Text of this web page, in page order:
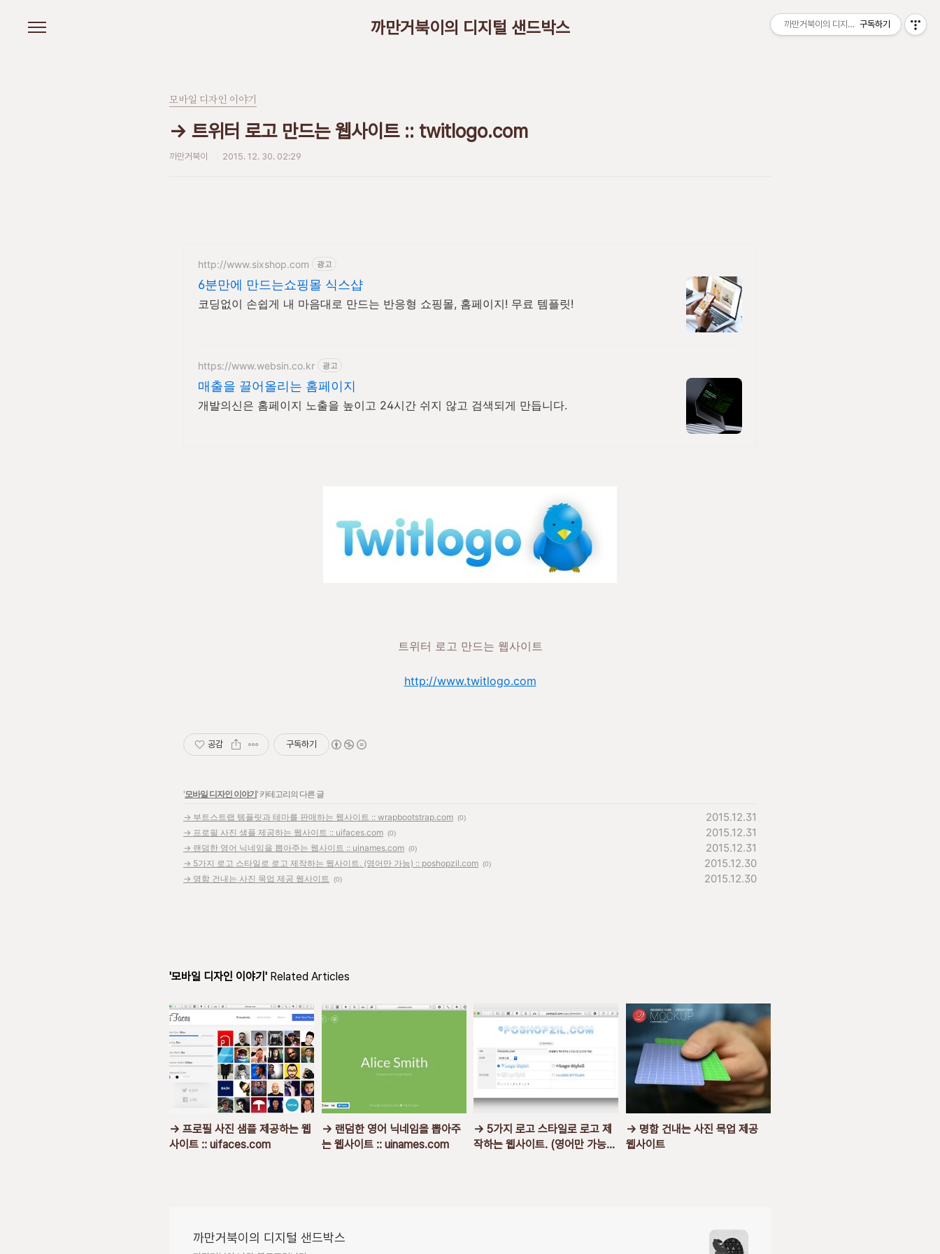
까만거북이의 디지털 샌드박스
모바일 디자인 이야기
→ 트위터 로고 만드는 웹사이트 :: twitlogo.com
까만거북이 2015. 12. 30. 02:29
http://www.sixshop.com 광고
6분만에 만드는쇼핑몰 식스샵
코딩없이 손쉽게 내 마음대로 만드는 반응형 쇼핑몰, 홈페이지! 무료 템플릿!
https://www.websin.co.kr 광고
매출을 끌어올리는 홈페이지
개발의신은 홈페이지 노출을 높이고 24시간 쉬지 않고 검색되게 만듭니다.
트위터 로고 만드는 웹사이트
http://www.twitlogo.com
공감 구독하기
'모바일 디자인 이야기' 카테고리의 다른 글
→ 부트스트랩 템플릿과 테마를 판매하는 웹사이트 :: wrapbootstrap.com (0) 2015.12.31
→ 프로필 사진 샘플 제공하는 웹사이트 :: uifaces.com (0) 2015.12.31
→ 랜덤한 영어 닉네임을 뽑아주는 웹사이트 :: uinames.com (0) 2015.12.31
→ 5가지 로고 스타일로 로고 제작하는 웹사이트. (영어만 가능) :: poshopzil.com (0) 2015.12.30
→ 명함 건내는 사진 목업 제공 웹사이트 (0) 2015.12.30
'모바일 디자인 이야기' Related Articles
→ 프로필 사진 샘플 제공하는 웹
사이트 :: uifaces.com
→ 랜덤한 영어 닉네임을 뽑아주
는 웹사이트 :: uinames.com
→ 5가지 로고 스타일로 로고 제
작하는 웹사이트. (영어만 가능)
→ 명함 건내는 사진 목업 제공
웹사이트
까만거북이의 디지털 샌드박스
까만거북이의 디지털 샌드박스
구독하기